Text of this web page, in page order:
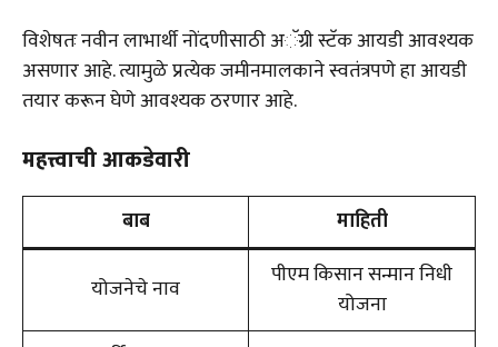
विशेषतः नवीन लाभार्थी नोंदणीसाठी अॅग्री स्टॅक आयडी आवश्यक
असणार आहे. त्यामुळे प्रत्येक जमीनमालकाने स्वतंत्रपणे हा आयडी
तयार करून घेणे आवश्यक ठरणार आहे.
महत्त्वाची आकडेवारी
बाब माहिती
योजनेचे नाव
पीएम किसान सन्मान निधी
योजना